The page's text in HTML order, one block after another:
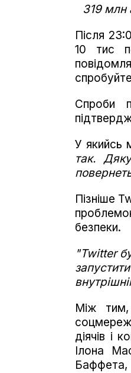
319 млн
Після
10 тис
Спроби
У якийсь
так.
Пізніше
безпеки.
"Twitter
Між тим,
діячів і
Ілона
Баффета,